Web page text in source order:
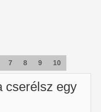
7 8 9 10
cserélsz egy